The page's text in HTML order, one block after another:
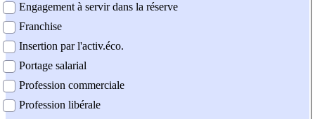
Engagement à servir dans la réserve
Franchise
Insertion par l'activ.éco.
Portage salarial
Profession commerciale
Profession libérale